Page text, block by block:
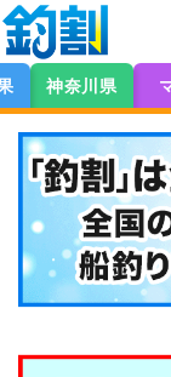
神奈川県